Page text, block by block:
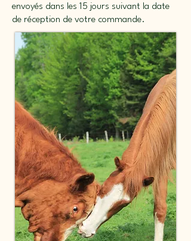
envoyés dans les 15 jours suivant la date
de réception de votre commande.